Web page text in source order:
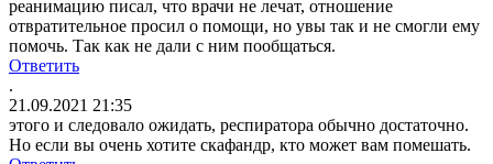
реанимацию писал, что врачи не лечат, отношение
отвратительное просил о помощи, но увы так и не смогли ему
помочь. Так как не дали с ним пообщаться.
Ответить
.
21.09.2021 21:35
этого и следовало ожидать, респиратора обычно достаточно.
Но если вы очень хотите скафандр, кто может вам помешать.